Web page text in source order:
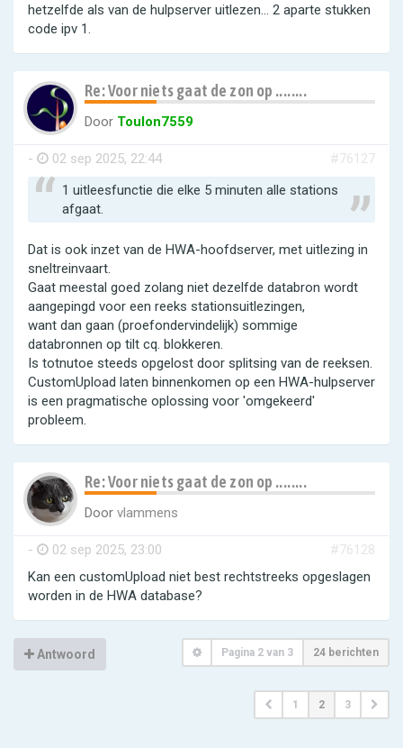
hetzelfde als van de hulpserver uitlezen… 2 aparte stukken
code ipv 1.
Re: Voor niets gaat de zon op ........
Door Toulon7559
- 02 sep 2025, 22:44
#76127
1 uitleesfunctie die elke 5 minuten alle stations
afgaat.
Dat is ook inzet van de HWA-hoofdserver, met uitlezing in
sneltreinvaart.
Gaat meestal goed zolang niet dezelfde databron wordt
aangepingd voor een reeks stationsuitlezingen,
want dan gaan (proefondervindelijk) sommige
databronnen op tilt cq. blokkeren.
Is totnutoe steeds opgelost door splitsing van de reeksen.
CustomUpload laten binnenkomen op een HWA-hulpserver
is een pragmatische oplossing voor 'omgekeerd'
probleem.
Re: Voor niets gaat de zon op ........
Door vlammens
- 02 sep 2025, 23:00
#76128
Kan een customUpload niet best rechtstreeks opgeslagen
worden in de HWA database?
Antwoord Pagina 2 van 3 24 berichten
1 2 3